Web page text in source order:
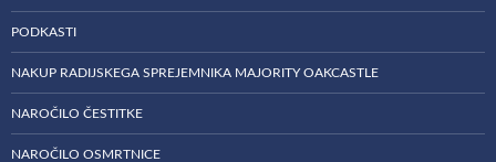
PODKASTI
NAKUP RADIJSKEGA SPREJEMNIKA MAJORITY OAKCASTLE
NAROČILO ČESTITKE
NAROČILO OSMRTNICE